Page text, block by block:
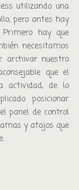
utilizando una
pero antes hay
hay que
necesitamos
archivar nuestro
que el
actividad, de lo
posicionar
panel de control
y atajos que